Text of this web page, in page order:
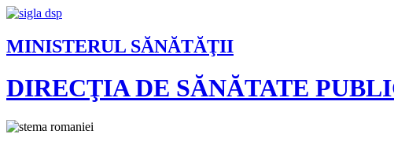
MINISTERUL SĂNĂTĂŢII
DIRECŢIA DE SĂNĂTATE